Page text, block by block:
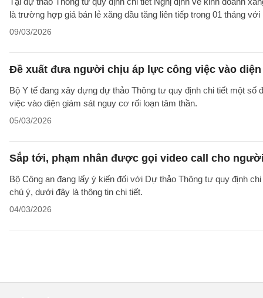
là trường hợp giá bán lẻ xăng dầu tăng liên tiếp trong 01 tháng
09/03/2026
Đề xuất đưa người chịu áp lực công việc vào
Bộ Y tế đang xây dựng dự thảo Thông tư quy định chi tiết một
việc vào diện giám sát nguy cơ rối loạn tâm thần.
05/03/2026
Sắp tới, phạm nhân được gọi video call cho
Bộ Công an đang lấy ý kiến đối với Dự thảo Thông tư quy định
chú ý, dưới đây là thông tin chi tiết.
04/03/2026